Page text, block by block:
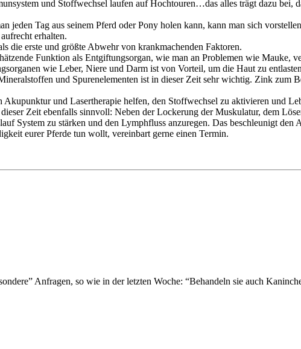
und Stoffwechsel laufen auf Hochtouren…das alles trägt dazu bei,
jeden Tag aus seinem Pferd oder Pony holen kann, kann man sich
erhalten.
die erste und größte Abwehr von krankmachenden Faktoren.
Funktion als Entgiftungsorgan, wie man an Problemen wie Mauke,
wie Leber, Niere und Darm ist von Vorteil, um die Haut zu
und Spurenelementen ist in dieser Zeit sehr wichtig. Zink zum
und Lasertherapie helfen, den Stoffwechsel zu aktivieren und
Zeit ebenfalls sinnvoll: Neben der Lockerung der Muskulatur, dem
System zu stärken und den Lymphfluss anzuregen. Das beschleunigt
eurer Pferde tun wollt, vereinbart gerne einen Termin.
Anfragen, so wie in der letzten Woche: “Behandeln sie auch